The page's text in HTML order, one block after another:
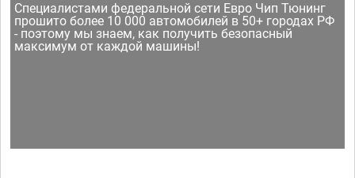
Специалистами федеральной сети Евро Чип Тюнинг
прошито более 10 000 автомобилей в 50+ городах РФ
- поэтому мы знаем, как получить безопасный
максимум от каждой машины!